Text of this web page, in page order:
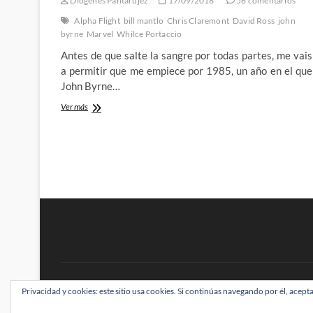
Alpha Flight bill mantlo Chris Claremont David Ross john
byrne Marvel Whilce Portaccio
Antes de que salte la sangre por todas partes, me vais
a permitir que me empiece por 1985, un año en el que
John Byrne…
Ver másJim
BRAINSTOMPING| Diseñado por:Theme Freesia|WordPress| ©
Privacidad y cookies: este sitio usa cookies. Si continúas navegando por él,